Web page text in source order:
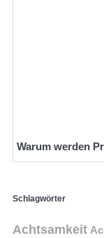
Warum werden
Schlagwörter
Achtsamkeit